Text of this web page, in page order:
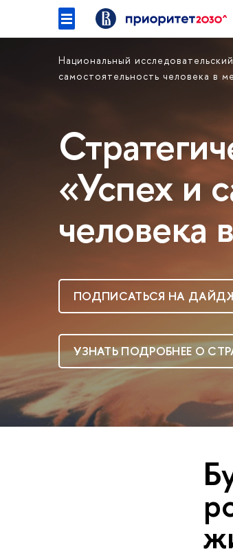
Национальный
самостоятельность человека в
«Успех и
ПОДПИСАТЬСЯ НА
УЗНАТЬ ПОДРОБНЕЕ О